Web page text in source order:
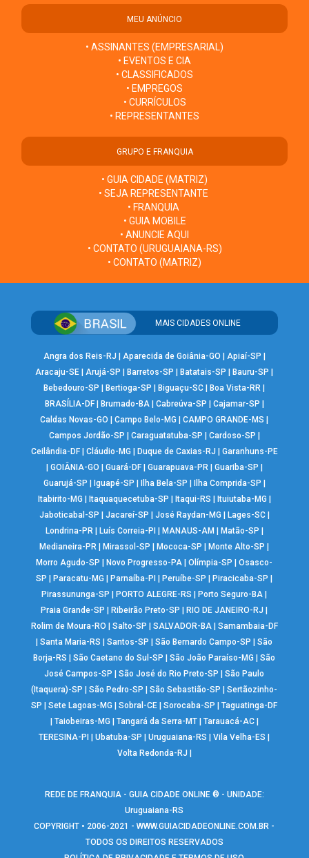
MEU ANÚNCIO
• ASSINANTES (EMPRESARIAL)
• EVENTOS E CIA
• CLASSIFICADOS
• EMPREGOS
• CURRÍCULOS
• REPRESENTANTES
GRUPO E FRANQUIA
• GUIA CIDADE (MATRIZ)
• SEJA REPRESENTANTE
• FRANQUIA
• GUIA MOBILE
• ANUNCIE AQUI
• CONTATO (URUGUAIANA-RS)
• CONTATO (MATRIZ)
MAIS CIDADES ONLINE
Angra dos Reis-RJ Aparecida de Goiânia-GO Apiaí-SP
Aracaju-SE |Arujá-SP Barretos-SP Batatais-SP Bauru-SP
Bebedouro-SP
Bertioga-SP Biguaçu-SC Boa Vista-RR
BRASÍLIA-DF| Brumado-BA| Cabreúva-SP Cajamar-SP
Caldas Novas-GO
|Campo Belo-MG |CAMPO GRANDE-MS
Campos Jordão-SP
Caraguatatuba-SP Cardoso-SP
Ceilândia-DF| Cláudio-MG Duque de Caxias-RJ
Garanhuns-PE
GOIÂNIA-GO Guará-DF| Guarapuava-PR| Guariba-SP
Guarujá-SP
Iguapé-SP Ilha Bela-SP Ilha Comprida-SP
Itabirito-MG
Itaquaquecetuba-SP Itaqui-RS Ituiutaba-MG
Jaboticabal-SP
Jacareí-SP José Raydan-MG Lages-SC|
Londrina-PR| Luís Correia-PI MANAUS-AM Matão-SP
Medianeira-PR
Mirassol-SP Mococa-SP Monte Alto-SP
Morro Agudo-SP
Novo Progresso-PA |Olímpia-SP |Osasco-
SP
Paracatu-MG Parnaíba-PI Peruíbe-SP Piracicaba-SP
Pirassununga-SP
PORTO ALEGRE-RS Porto Seguro-BA
Praia Grande-SP
Ribeirão Preto-SP RIO DE JANEIRO-RJ
Rolim de Moura-RO
Salto-SP SALVADOR-BA| Samambaia-DF
|Santa Maria-RS |Santos-SP |São Bernardo Campo-SP |São
Borja-RS
|São Caetano do Sul-SP |São João Paraíso-MG |São
José Campos-SP
|São José do Rio Preto-SP |São Paulo
(Itaquera)-SP
|São Pedro-SP |São Sebastião-SP |Sertãozinho-
SP
|Sete Lagoas-MG |Sobral-CE |Sorocaba-SP |Taguatinga-DF
Taiobeiras-MG Tangará da Serra-MT| Tarauacá-AC|
TERESINA-PI
|Ubatuba-SP |Uruguaiana-RS |Vila Velha-ES
Volta Redonda-RJ
REDE DE FRANQUIA - GUIA CIDADE ONLINE ® - UNIDADE:
Uruguaiana-RS
COPYRIGHT • 2006-2021 -WWW.GUIACIDADEONLINE.COM.BR -
TODOS OS DIREITOS RESERVADOS